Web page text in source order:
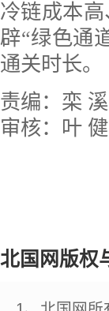
冷链成本
辟“绿色通
通关时长。
责编：栾 溪
审核：叶 健
北国网版权